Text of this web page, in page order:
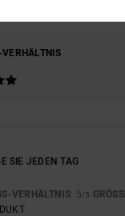
SIE JEDEN TAG
VERHÄLTNIS: 5/5 GRÖSSE